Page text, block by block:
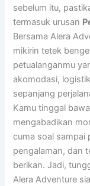
sebelum itu,
termasuk urusan
Bersama Alera
mikirin tetek
petualanganmu
akomodasi,
sepanjang
Kamu tinggal
mengabadikan
cuma soal sampai
pengalaman, dan
berikan. Jadi,
Alera Adventure